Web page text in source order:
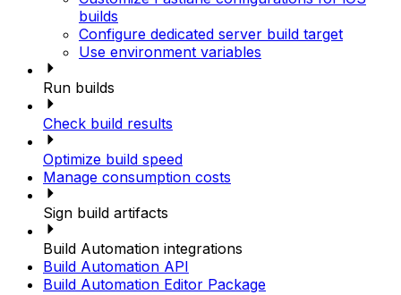
builds
Configure dedicated server build target
Use environment variables
Run builds
Check build results
Optimize build speed
Manage consumption costs
Sign build artifacts
Build Automation integrations
Build Automation API
Build Automation Editor Package